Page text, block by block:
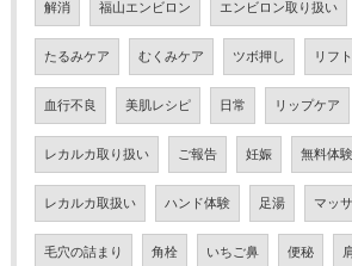
解消 福山エンビロン エンビロン取り扱い
たるみケア むくみケア ツボ押し リフ
血行不良 美肌レシピ 日常 リップケア
レカルカ取り扱い ご報告 妊娠 無料体験
レカルカ取扱い ハンド体験 足湯 マッ
毛穴の詰まり 角栓 いちご鼻 便秘